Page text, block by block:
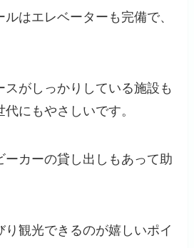
はエレベーターも完備で、
がしっかりしている施設も
にもやさしいです。
ーカーの貸し出しもあって助
り観光できるのが嬉しいポイ